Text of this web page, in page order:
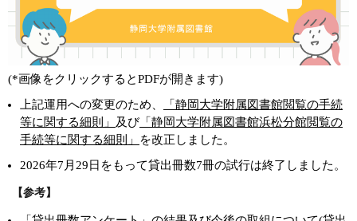
(*画像をクリックするとPDFが開きます)
上記運用への変更のため、
「静岡大学附属図書館閲覧の手続
等に関する細則」 及び「静岡大学附属図書館浜松分館閲覧の
手続等に関する細則」
を改正しました。
2026年7月29日をもって貸出冊数7冊の試行は終了しました。
【参考】